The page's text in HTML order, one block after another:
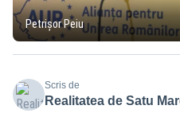
Petrișor Peiu
Scris de
Realitatea de Satu